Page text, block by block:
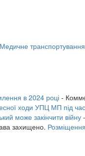
Медичне
в 2024 році -
ходи УПЦ МП під
може закінчити війну
захищено.